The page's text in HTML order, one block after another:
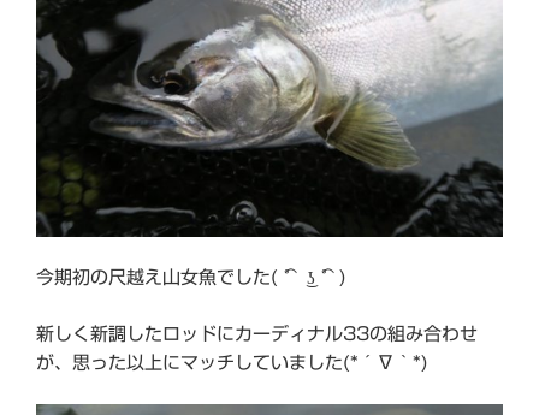
今期初の尺越え山女魚でした( ͡° ͜ʖ ͡°)
新しく新調したロッドにカーディナル33の組み合わせ
が、思った以上にマッチしていました(*´∇｀*)